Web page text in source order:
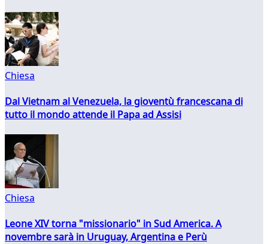
Chiesa
Dal Vietnam al Venezuela, la gioventù francescana di
tutto il mondo attende il Papa ad Assisi
Chiesa
Leone XIV torna "missionario" in Sud America. A
novembre sarà in Uruguay, Argentina e Perù